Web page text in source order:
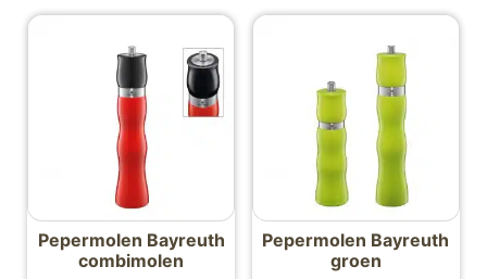
Pepermolen Bayreuth
combimolen
Pepermolen Bayreuth
groen